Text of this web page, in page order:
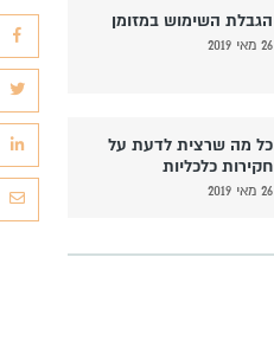
הגבלת השימוש במזומן
26 מאי 2019
כל מה שרצית לדעת על
חקירות כלכליות
26 מאי 2019